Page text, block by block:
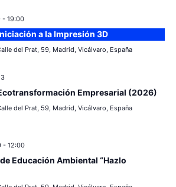
- 19:00
a la Impresión 3D
del Prat, 59, Madrid, Vicálvaro, España
Empresarial (2026)
del Prat, 59, Madrid, Vicálvaro, España
- 12:00
Educación Ambiental “Hazlo